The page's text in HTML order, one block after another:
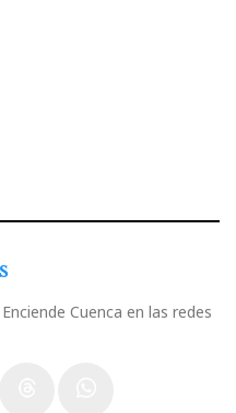
Cuenca en las redes